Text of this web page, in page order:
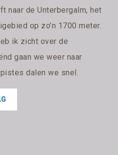
naar de Unterbergalm, het
op zo’n 1700 meter.
ik zicht over de
gaan we weer naar
dalen we snel.